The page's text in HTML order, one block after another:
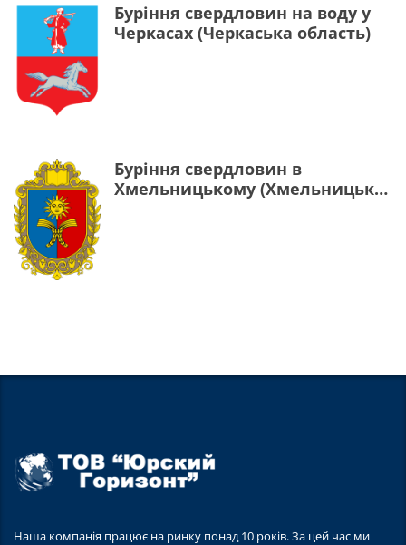
Буріння свердловин на воду у
Черкасах (Черкаська область)
Буріння свердловин в
Хмельницькому (Хмельницька
Наша компанія працює на ринку понад 10 років. За цей час ми